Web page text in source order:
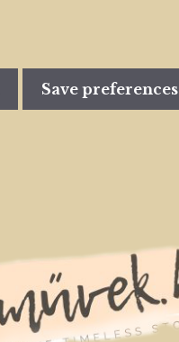
Save preferences